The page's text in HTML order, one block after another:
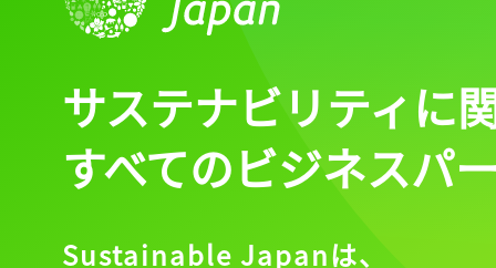
サステナビリティに
すべてのビジネスパ
Sustainable Japanは、